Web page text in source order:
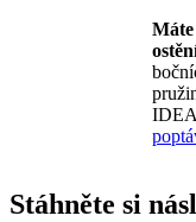
Stáhněte si